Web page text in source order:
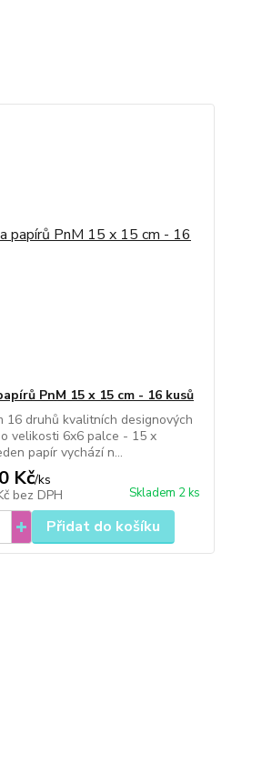
PnM 15 x 15 cm - 16 kusů
16 druhů kvalitních designových
velikosti 6x6 palce - 15 x
papír vychází n...
Kč/ks
bez DPH Skladem 2 ks
Přidat do košíku